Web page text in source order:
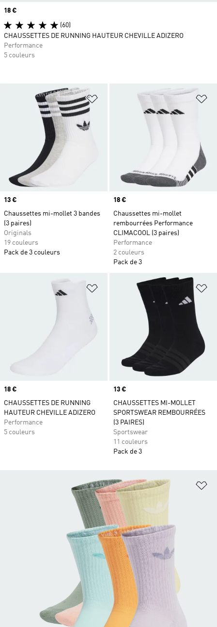
Ajouter à la Liste de produits
Prix
13 €
Chaussettes mi-mollet 3 bandes
(3 paires)
Originals
19 couleurs
Pack de 3 couleurs
Prix
18 €
Chaussettes mi-mollet
rembourrées Performance
CLIMACOOL (3 paires)
Performance
2 couleurs
Pack de 3
Ajouter à la Liste de produits
Prix
18 €
CHAUSSETTES DE RUNNING
HAUTEUR CHEVILLE ADIZERO
Performance
5 couleurs
Prix
13 €
CHAUSSETTES MI-MOLLET
SPORTSWEAR REMBOURRÉES
(3 PAIRES)
Sportswear
11 couleurs
Pack de 3
Prix
18 €
(60)
CHAUSSETTES DE RUNNING HAUTEUR CHEVILLE ADIZERO
Performance
5 couleurs